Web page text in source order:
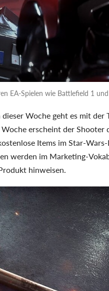
EA-Spielen wie Battlefield 1
Woche geht es mit der
erscheint der Shooter
Items im Star-
werden im Marketing-
hinweisen.